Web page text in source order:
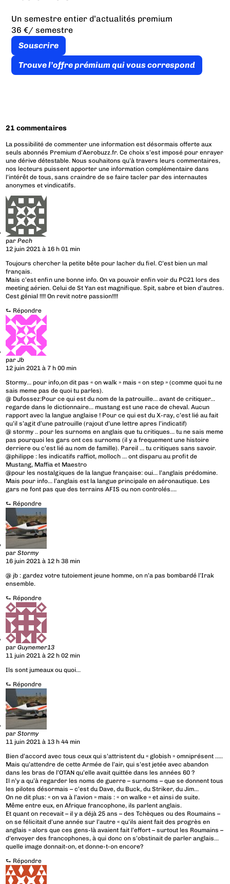
Un semestre entier d’actualités premium
36 €/ semestre
Souscrire
Trouve l’offre prémium qui vous correspond
21 commentaires
La possibilité de commenter une information est désormais offerte aux
seuls abonnés Premium d’Aerobuzz.fr. Ce choix s’est imposé pour enrayer
une dérive détestable. Nous souhaitons qu’à travers leurs commentaires,
nos lecteurs puissent apporter une information complémentaire dans
l’intérêt de tous, sans craindre de se faire tacler par des internautes
anonymes et vindicatifs.
parPech
12 juin 2021 à 16 h 01 min
Toujours chercher la petite bête pour lacher du fiel. C’est bien un mal
français.
Mais c’est enfin une bonne info. On va pouvoir enfin voir du PC21 lors des
meeting aérien. Celui de St Yan est magnifique. Spit, sabre et bien d’autres.
Cest génial !!!! On revit notre passion!!!!
⮑ Répondre
parJb
12 juin 2021 à 7 h 00 min
Stormy… pour info,on dit pas « on walk » mais « on step » (comme quoi tu ne
sais meme pas de quoi tu parles).
@ Dufossez:Pour ce qui est du nom de la patrouille… avant de critiquer…
regarde dans le dictionnaire… mustang est une race de cheval. Aucun
rapport avec la langue anglaise ! Pour ce qui est du X-ray, c’est lié au fait
qu’il s’agit d’une patrouille (rajout d’une lettre apres l’indicatif)
@ stormy .. pour les surnoms en anglais que tu critiques… tu ne sais meme
pas pourquoi les gars ont ces surnoms (il y a frequement une histoire
derriere ou c’est lié au nom de famille). Pareil … tu critiques sans savoir.
@philippe : les indicatifs raffiot, molloch … ont disparu au profit de
Mustang, Maffia et Maestro
@pour les nostalgiques de la langue française: oui… l’anglais prédomine.
Mais pour info… l’anglais est la langue principale en aéronautique. Les
gars ne font pas que des terrains AFIS ou non controlés….
⮑ Répondre
parStormy
16 juin 2021 à 12 h 38 min
@ jb : gardez votre tutoiement jeune homme, on n’a pas bombardé l’Irak
ensemble.
⮑ Répondre
parGuynemer13
11 juin 2021 à 22 h 02 min
Ils sont jumeaux ou quoi…
⮑ Répondre
parStormy
11 juin 2021 à 13 h 44 min
Bien d’accord avec tous ceux qui s’attristent du « globish » omniprésent …..
Mais qu’attendre de cette Armée de l’air, qui s’est jetée avec abandon
dans les bras de l’OTAN qu’elle avait quittée dans les années 60 ?
Il n’y a qu’à regarder les noms de guerre – surnoms – que se donnent tous
les pilotes désormais – c’est du Dave, du Buck, du Striker, du Jim…
On ne dit plus: « on va à l’avion » mais : « on walke » et ainsi de suite.
Même entre eux, en Afrique francophone, ils parlent anglais.
Et quant on recevait – il y a déjà 25 ans – des Tchèques ou des Roumains –
on se félicitait d’une année sur l’autre « qu’ils aient fait des progrès en
anglais » alors que ces gens-là avaient fait l’effort – surtout les Roumains –
d’envoyer des francophones, à qui donc on s’obstinait de parler anglais…
quelle image donnait-on, et donne-t-on encore?
⮑ Répondre